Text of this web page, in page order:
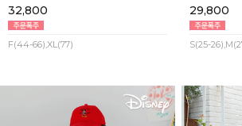
32,800
F(44-66),XL(77)
29,800
S(25-